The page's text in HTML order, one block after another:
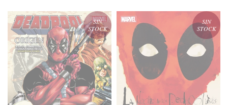
SIN
STOCK
SIN
STOCK